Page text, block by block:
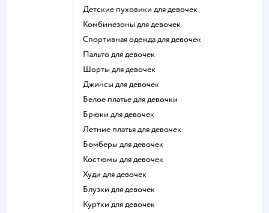
Детские пуховики для девочек
Комбинезоны для девочек
Спортивная одежда для девочек
Пальто для девочек
Шорты для девочек
Джинсы для девочек
Белое платье для девочки
Брюки для девочек
Летние платья для девочек
Бомберы для девочек
Костюмы для девочек
Худи для девочек
Блузки для девочек
Куртки для девочек